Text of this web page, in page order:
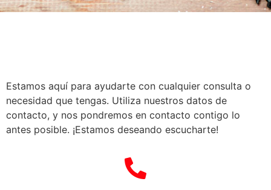
Estamos aquí para ayudarte con cualquier consulta o
necesidad que tengas. Utiliza nuestros datos de
contacto, y nos pondremos en contacto contigo lo
antes posible. ¡Estamos deseando escucharte!